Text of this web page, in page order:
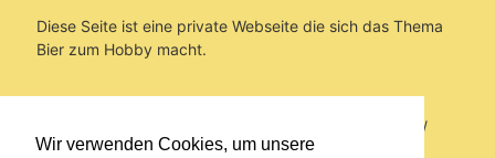
Wir verwenden Cookies, um unsere
Diese Seite ist eine private Webseite die sich das Thema
Bier zum Hobby macht.
Sie befinden sich auf https://www.bierkreiszeichen.at/